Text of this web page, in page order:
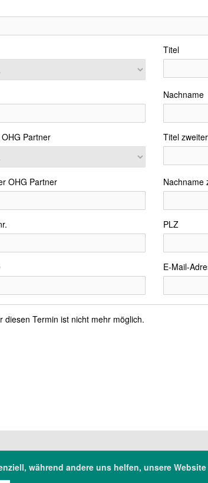
Titel
Nachname
Partner Titel
OHG Partner Nachname
PLZ
E-Mail-
diesen Termin ist nicht mehr möglich.
Tel: 0351/2 63 93-0
während andere uns helfen, unsere